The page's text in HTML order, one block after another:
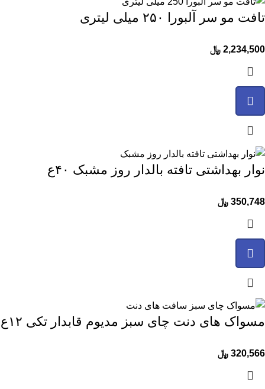
تافت مو سر آلبورا ۲۵۰ میلی لیتری
2,234,500 ﷼
نوار بهداشتی تافته بالدار روز مشبک ۴۰ع
350,748 ﷼
مسواک های دنت چای سبز مدیوم قابدار تکی ۱۲ع
320,566 ﷼